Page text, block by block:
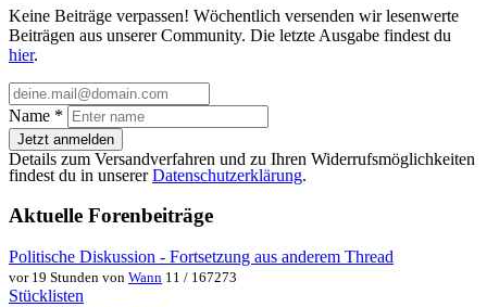
Keine Beiträge verpassen! Wöchentlich versenden wir lesenwerte
Beiträgen aus unserer Community. Die letzte Ausgabe findest du
hier.
Name *
Jetzt anmelden
Details zum Versandverfahren und zu Ihren Widerrufsmöglichkeiten
findest du in unsererDatenschutzerklärung.
Aktuelle Forenbeiträge
Politische Diskussion - Fortsetzung aus anderem Thread
vor 19 Stunden von Wann 11 / 167273
Stücklisten